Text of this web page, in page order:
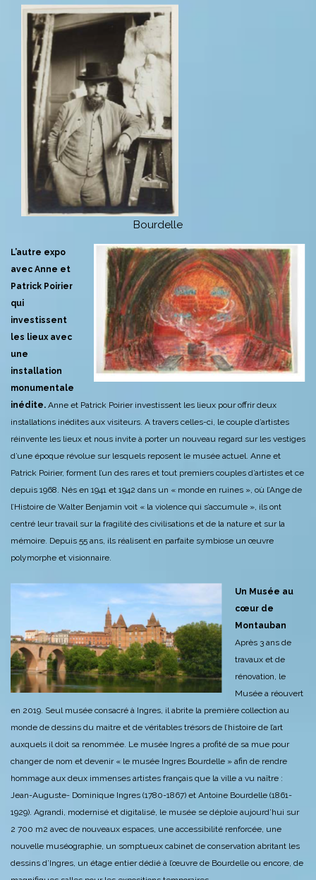
Bourdelle
L’autre expo
avec Anne et
Patrick Poirier
qui
investissent
les lieux avec
une
installation
monumentale
inédite. Anne et Patrick Poirier investissent les lieux pour offrir deux
installations inédites aux visiteurs. A travers celles-ci, le couple d’artistes
réinvente les lieux et nous invite à porter un nouveau regard sur les vestiges
d’une époque révolue sur lesquels reposent le musée actuel. Anne et
Patrick Poirier, forment l’un des rares et tout premiers couples d’artistes et ce
depuis 1968. Nés en 1941 et 1942 dans un « monde en ruines », où l’Ange de
l’Histoire de Walter Benjamin voit « la violence qui s’accumule », ils ont
centré leur travail sur la fragilité des civilisations et de la nature et sur la
mémoire. Depuis 55 ans, ils réalisent en parfaite symbiose un œuvre
polymorphe et visionnaire.
Un Musée au
cœur de
Montauban
Après 3 ans de
travaux et de
rénovation, le
Musée a réouvert
en 2019. Seul musée consacré à Ingres, il abrite la première collection au
monde de dessins du maitre et de véritables trésors de l’histoire de l’art
auxquels il doit sa renommée. Le musée Ingres a profité de sa mue pour
changer de nom et devenir « le musée Ingres Bourdelle » afin de rendre
hommage aux deux immenses artistes français que la ville a vu naître :
Jean-Auguste- Dominique Ingres (1780-1867) et Antoine Bourdelle (1861-
1929). Agrandi, modernisé et digitalisé, le musée se déploie aujourd’hui sur
2 700 m2 avec de nouveaux espaces, une accessibilité renforcée, une
nouvelle muséographie, un somptueux cabinet de conservation abritant les
dessins d’Ingres, un étage entier dédié à l’œuvre de Bourdelle ou encore, de